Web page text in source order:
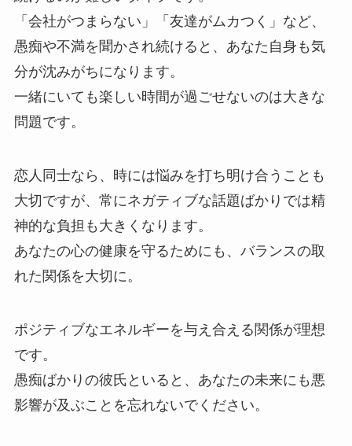
「会社がつまらない」「友達がムカつく」など、
愚痴や不満を聞かされ続けると、あなた自身も気
分が沈みがちになります。
一緒にいても楽しい時間が過ごせないのは大きな
問題です。
恋人同士なら、時には悩みを打ち明け合うことも
大切ですが、常にネガティブな話題ばかりでは精
神的な負担も大きくなります。
あなたの心の健康を守るためにも、バランスの取
れた関係を大切に。
ポジティブなエネルギーを与え合える関係が理想
です。
愚痴ばかりの彼氏といると、あなたの未来にも悪
影響が及ぶことを忘れないでください。